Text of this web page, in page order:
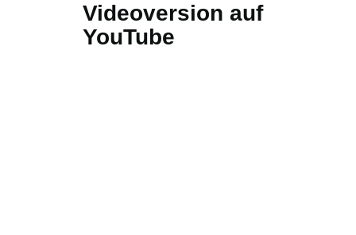
Videoversion auf
YouTube